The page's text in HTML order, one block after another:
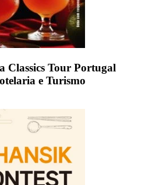
Classics Tour Portugal
e Turismo